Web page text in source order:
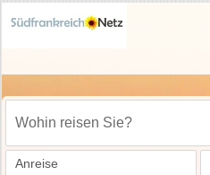
Wohin reisen Sie?
Anreise